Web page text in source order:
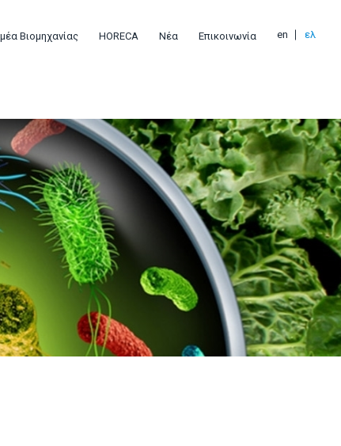
Βιομηχανίας HORECA Νέα Επικοινωνία en ελ